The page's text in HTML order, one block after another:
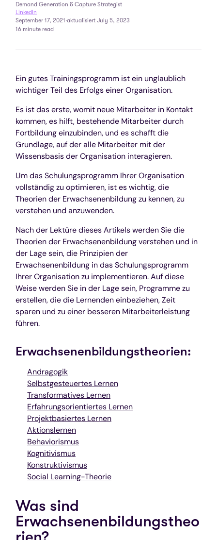
Demand Generation & Capture Strategist
LinkedIn
September 17, 2021 ·aktualisiert July 5, 2023
16 minute read
Ein gutes Trainingsprogramm ist ein unglaublich
wichtiger Teil des Erfolgs einer Organisation.
Es ist das erste, womit neue Mitarbeiter in Kontakt
kommen, es hilft, bestehende Mitarbeiter durch
Fortbildung einzubinden, und es schafft die
Grundlage, auf der alle Mitarbeiter mit der
Wissensbasis der Organisation interagieren.
Um das Schulungsprogramm Ihrer Organisation
vollständig zu optimieren, ist es wichtig, die
Theorien der Erwachsenenbildung zu kennen, zu
verstehen und anzuwenden.
Nach der Lektüre dieses Artikels werden Sie die
Theorien der Erwachsenenbildung verstehen und in
der Lage sein, die Prinzipien der
Erwachsenenbildung in das Schulungsprogramm
Ihrer Organisation zu implementieren. Auf diese
Weise werden Sie in der Lage sein, Programme zu
erstellen, die die Lernenden einbeziehen, Zeit
sparen und zu einer besseren Mitarbeiterleistung
führen.
Erwachsenenbildungstheorien:
Andragogik
Selbstgesteuertes Lernen
Transformatives Lernen
Erfahrungsorientiertes Lernen
Projektbasiertes Lernen
Aktionslernen
Behaviorismus
Kognitivismus
Konstruktivismus
Social Learning-Theorie
Was sind
Erwachsenenbildungstheo